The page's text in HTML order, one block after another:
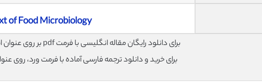
of Food Microbiology
برای دانلود رایگان مقاله انگلیسی با فرمت pdf بر روی عنوان انگلیسی مقاله کلیک نمایید.
برای خرید و دانلود ترجمه فارسی آماده با فرمت ورد، روی